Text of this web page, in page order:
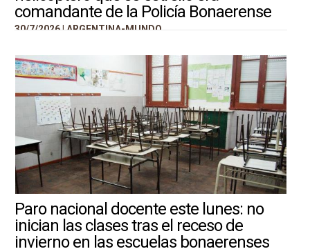
comandante de la Policía Bonaerense
30/7/2026 | ARGENTINA-MUNDO
Paro nacional docente este lunes: no
inician las clases tras el receso de
invierno en las escuelas bonaerenses